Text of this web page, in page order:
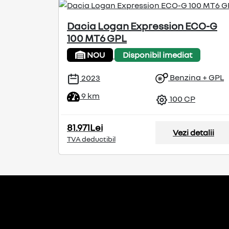
Dacia Logan Expression ECO-G
100 MT6 GPL
NOU Disponibil imediat
2023
9 km
Benzina + GPL
100 CP
81.971Lei
TVA deductibil
Vezi detalii